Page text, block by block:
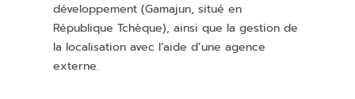
développement (Gamajun, situé en
République Tchèque), ainsi que la gestion de
la localisation avec l’aide d’une agence
externe.